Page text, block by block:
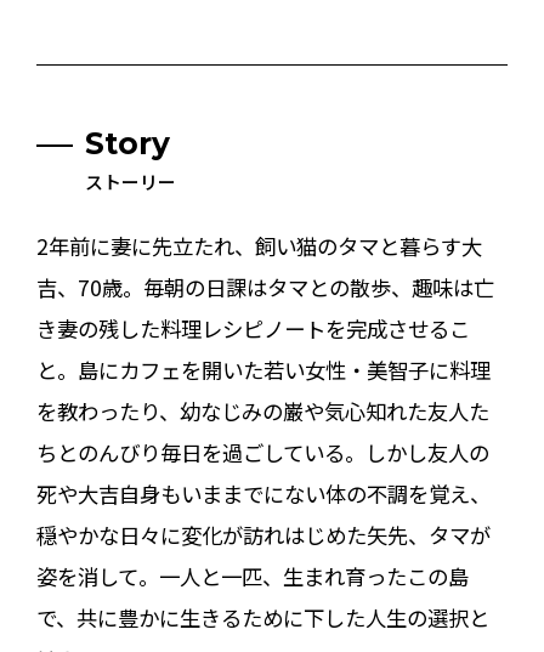
Story
ストーリー
2年前に妻に先立たれ、飼い猫のタマと暮らす大
吉、70歳。毎朝の日課はタマとの散歩、趣味は亡
き妻の残した料理レシピノートを完成させるこ
と。島にカフェを開いた若い女性・美智子に料理
を教わったり、幼なじみの巌や気心知れた友人た
ちとのんびり毎日を過ごしている。しかし友人の
死や大吉自身もいままでにない体の不調を覚え、
穏やかな日々に変化が訪れはじめた矢先、タマが
姿を消して――。一人と一匹、生まれ育ったこの島
で、共に豊かに生きるために下した人生の選択と